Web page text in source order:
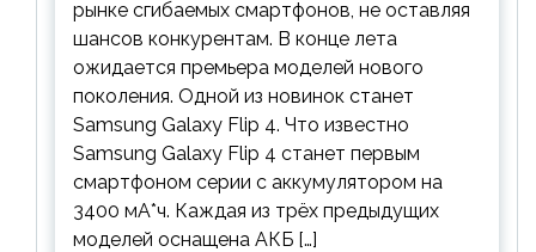
рынке сгибаемых смартфонов, не оставляя
шансов конкурентам. В конце лета
ожидается премьера моделей нового
поколения. Одной из новинок станет
Samsung Galaxy Flip 4. Что известно
Samsung Galaxy Flip 4 станет первым
смартфоном серии с аккумулятором на
3400 мА*ч. Каждая из трёх предыдущих
моделей оснащена АКБ […]